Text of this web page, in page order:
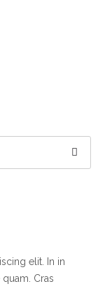
elit. In in
Cras